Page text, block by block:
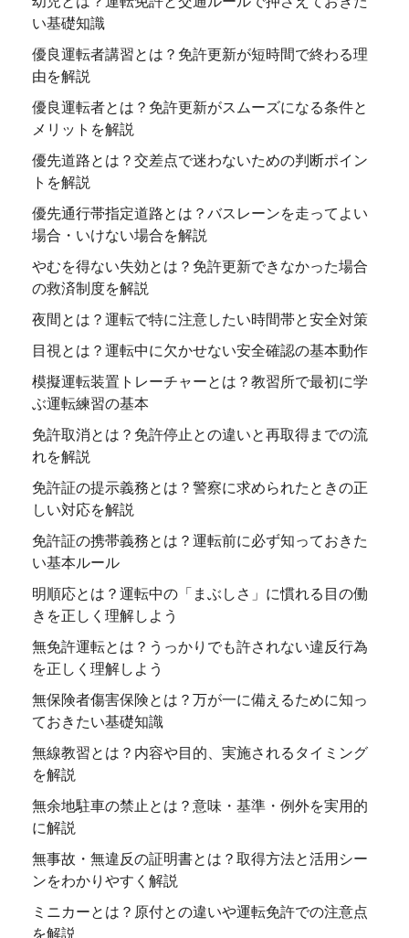
い基礎知識
優良運転者講習とは？免許更新が短時間で終わる理
由を解説
優良運転者とは？免許更新がスムーズになる条件と
メリットを解説
優先道路とは？交差点で迷わないための判断ポイン
トを解説
優先通行帯指定道路とは？バスレーンを走ってよい
場合・いけない場合を解説
やむを得ない失効とは？免許更新できなかった場合
の救済制度を解説
夜間とは？運転で特に注意したい時間帯と安全対策
目視とは？運転中に欠かせない安全確認の基本動作
模擬運転装置トレーチャーとは？教習所で最初に学
ぶ運転練習の基本
免許取消とは？免許停止との違いと再取得までの流
れを解説
免許証の提示義務とは？警察に求められたときの正
しい対応を解説
免許証の携帯義務とは？運転前に必ず知っておきた
い基本ルール
明順応とは？運転中の「まぶしさ」に慣れる目の働
きを正しく理解しよう
無免許運転とは？うっかりでも許されない違反行為
を正しく理解しよう
無保険者傷害保険とは？万が一に備えるために知っ
ておきたい基礎知識
無線教習とは？内容や目的、実施されるタイミング
を解説
無余地駐車の禁止とは？意味・基準・例外を実用的
に解説
無事故・無違反の証明書とは？取得方法と活用シー
ンをわかりやすく解説
ミニカーとは？原付との違いや運転免許での注意点
を解説